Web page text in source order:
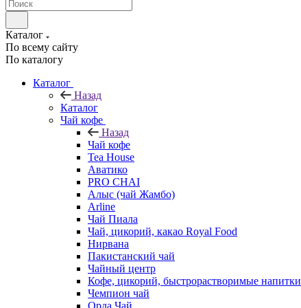
Каталог
По всему сайту
По каталогу
Каталог
Назад
Каталог
Чай кофе
Назад
Чай кофе
Tea House
Аватико
PRO CHAI
Алыс (чай Жамбо)
Arline
Чай Пиала
Чай, цикорий, какао Royal Food
Нирвана
Пакистанский чай
Чайный центр
Кофе, цикорий, быстрорастворимые напитки
Чемпион чай
Орда Чай